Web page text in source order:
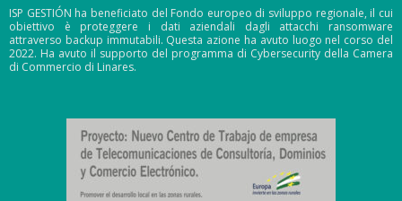
ISP GESTIÓN ha beneficiato del Fondo europeo di sviluppo regionale, il cui
obiettivo è proteggere i dati aziendali dagli attacchi ransomware
attraverso backup immutabili. Questa azione ha avuto luogo nel corso del
2022. Ha avuto il supporto del programma di Cybersecurity della Camera
di Commercio di Linares.